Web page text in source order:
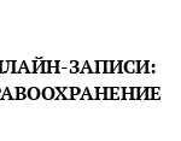
ЗАПИСИ: